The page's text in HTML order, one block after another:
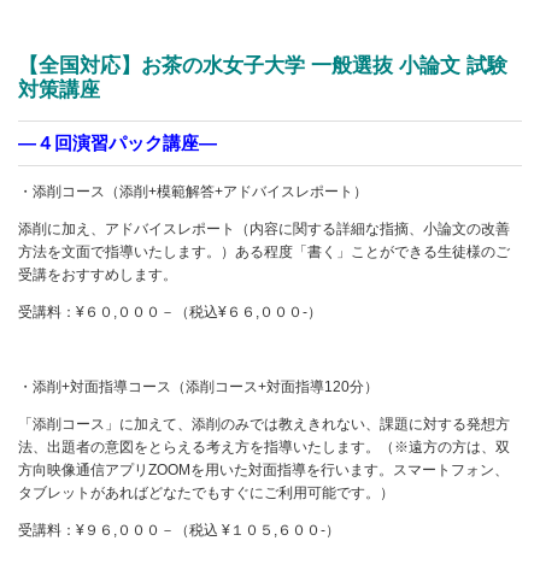
【全国対応】お茶の水女子大学 一般選抜 小論文 試験
対策講座
―４回演習パック講座―
・添削コース（添削+模範解答+アドバイスレポート）
添削に加え、アドバイスレポート（内容に関する詳細な指摘、小論文の改善
方法を文面で指導いたします。）ある程度「書く」ことができる生徒様のご
受講をおすすめします。
受講料：¥６０,０００－（税込¥６６,０００-）
・添削+対面指導コース（添削コース+対面指導120分）
「添削コース」に加えて、添削のみでは教えきれない、課題に対する発想方
法、出題者の意図をとらえる考え方を指導いたします。（※遠方の方は、双
方向映像通信アプリZOOMを用いた対面指導を行います。スマートフォン、
タブレットがあればどなたでもすぐにご利用可能です。）
受講料：¥９６,０００－（税込 ¥１０５,６００-）